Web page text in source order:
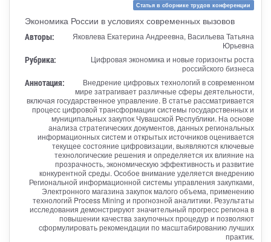
Статья в сборнике трудов конференции
Экономика России в условиях современных вызовов
Авторы:
Яковлева Екатерина Андреевна, Васильева Татьяна
Юрьевна
Рубрика:
Цифровая экономика и новые горизонты роста
российского бизнеса
Аннотация:
Внедрение цифровых технологий в современном
мире затрагивает различные сферы деятельности,
включая государственное управление. В статье рассматривается
процесс цифровой трансформации системы государственных и
муниципальных закупок Чувашской Республики. На основе
анализа стратегических документов, данных региональных
информационных систем и открытых источников оценивается
текущее состояние цифровизации, выявляются ключевые
технологические решения и определяется их влияние на
прозрачность, экономическую эффективность и развитие
конкурентной среды. Особое внимание уделяется внедрению
Региональной информационной системы управления закупками,
Электронного магазина закупок малого объема, применению
технологий Process Mining и прогнозной аналитики. Результаты
исследования демонстрируют значительный прогресс региона в
повышении качества закупочных процедур и позволяют
сформулировать рекомендации по масштабированию лучших
практик.